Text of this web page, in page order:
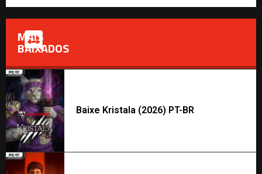
MAIS
BAIXADOS
Baixe Kristala (2026) PT-BR